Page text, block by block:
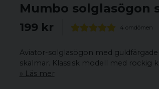
Mumbo solglasögon
199 kr 4 omdömen
Aviator-solglasögon med
skalmar. Klassisk modell med rockig
Läs mer